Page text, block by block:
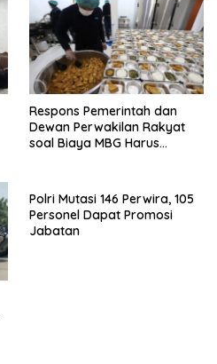
Respons Pemerintah dan
Dewan Perwakilan Rakyat
soal Biaya MBG Harus
Polri Mutasi 146 Perwira, 105
Personel Dapat Promosi
Jabatan